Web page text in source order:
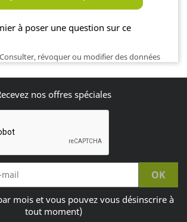
à poser une question sur ce
Consulter, révoquer ou modifier des données
nos offres spéciales
mois et vous pouvez vous désinscrire à
tout moment)